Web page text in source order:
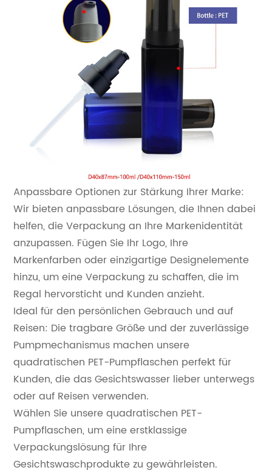
Anpassbare Optionen zur Stärkung Ihrer Marke:
Wir bieten anpassbare Lösungen, die Ihnen dabei
helfen, die Verpackung an Ihre Markenidentität
anzupassen. Fügen Sie Ihr Logo, Ihre
Markenfarben oder einzigartige Designelemente
hinzu, um eine Verpackung zu schaffen, die im
Regal hervorsticht und Kunden anzieht.
Ideal für den persönlichen Gebrauch und auf
Reisen: Die tragbare Größe und der zuverlässige
Pumpmechanismus machen unsere
quadratischen PET-Pumpflaschen perfekt für
Kunden, die das Gesichtswasser lieber unterwegs
oder auf Reisen verwenden.
Wählen Sie unsere quadratischen PET-
Pumpflaschen, um eine erstklassige
Verpackungslösung für Ihre
Gesichtswaschprodukte zu gewährleisten.